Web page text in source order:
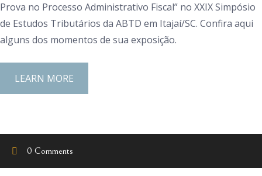
Prova no Processo Administrativo Fiscal” no XXIX Simpósio
de Estudos Tributários da ABTD em Itajaí/SC. Confira aqui
alguns dos momentos de sua exposição.
LEARN MORE
0 Comments